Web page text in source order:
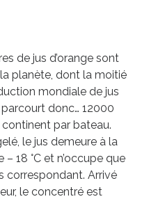
de jus d’orange sont
planète, dont la moitié
mondiale de jus
donc… 12000
par bateau.
le jus demeure à la
18 °C et n’occupe que
correspondant. Arrivé
le concentré est